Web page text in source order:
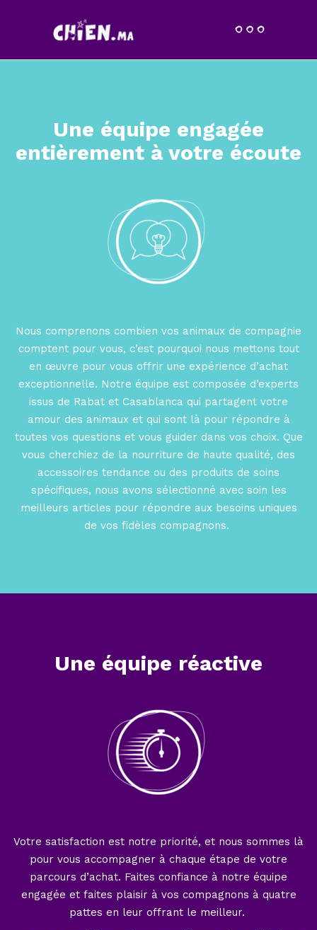
Une équipe engagée
entièrement à votre écoute
Nous comprenons combien vos animaux de compagnie
comptent pour vous, c’est pourquoi nous mettons tout
en œuvre pour vous offrir une expérience d’achat
exceptionnelle. Notre équipe est composée d’experts
issus de Rabat et Casablanca qui partagent votre
amour des animaux et qui sont là pour répondre à
toutes vos questions et vous guider dans vos choix. Que
vous cherchiez de la nourriture de haute qualité, des
accessoires tendance ou des produits de soins
spécifiques, nous avons sélectionné avec soin les
meilleurs articles pour répondre aux besoins uniques
de vos fidèles compagnons.
Une équipe réactive
Votre satisfaction est notre priorité, et nous sommes là
pour vous accompagner à chaque étape de votre
parcours d’achat. Faites confiance à notre équipe
engagée et faites plaisir à vos compagnons à quatre
pattes en leur offrant le meilleur.